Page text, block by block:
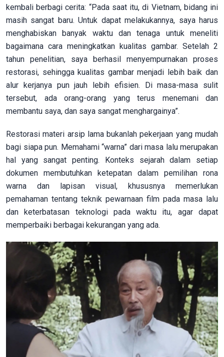
kembali berbagi cerita: “Pada saat itu, di Vietnam, bidang ini
masih sangat baru. Untuk dapat melakukannya, saya harus
menghabiskan banyak waktu dan tenaga untuk meneliti
bagaimana cara meningkatkan kualitas gambar. Setelah 2
tahun penelitian, saya berhasil menyempurnakan proses
restorasi, sehingga kualitas gambar menjadi lebih baik dan
alur kerjanya pun jauh lebih efisien. Di masa-masa sulit
tersebut, ada orang-orang yang terus menemani dan
membantu saya, dan saya sangat menghargainya”.
Restorasi materi arsip lama bukanlah pekerjaan yang mudah
bagi siapa pun. Memahami “warna” dari masa lalu merupakan
hal yang sangat penting. Konteks sejarah dalam setiap
dokumen membutuhkan ketepatan dalam pemilihan rona
warna dan lapisan visual, khususnya memerlukan
pemahaman tentang teknik pewarnaan film pada masa lalu
dan keterbatasan teknologi pada waktu itu, agar dapat
memperbaiki berbagai kekurangan yang ada.